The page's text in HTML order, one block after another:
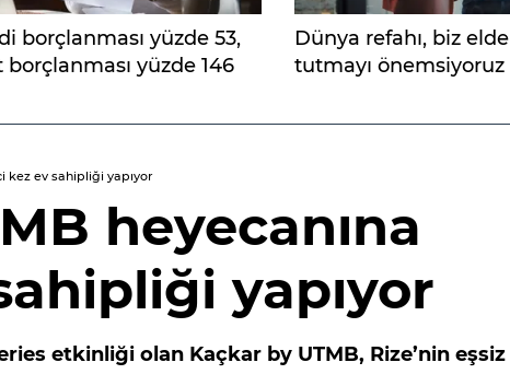
borçlanması yüzde 53,
borçlanması yüzde 146
Dünya refahı, biz elde
tutmayı önemsiyoruz
kez ev sahipliği yapıyor
heyecanına
yapıyor
etkinliği olan Kaçkar by UTMB, Rize’nin eşsiz